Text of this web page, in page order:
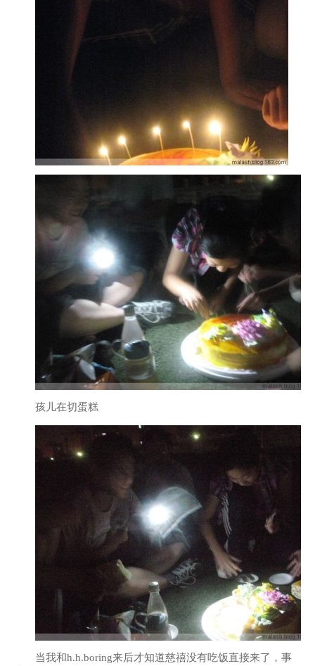
孩儿在切蛋糕
当我和h.h.boring来后才知道慈禧没有吃饭直接来了，事